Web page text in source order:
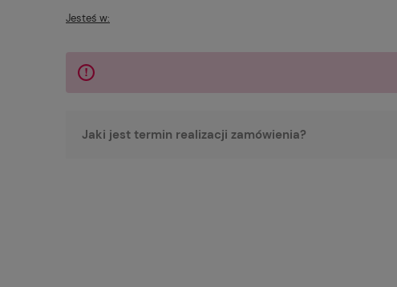
Jesteś w:
Jaki jest termin realizacji zamówienia?